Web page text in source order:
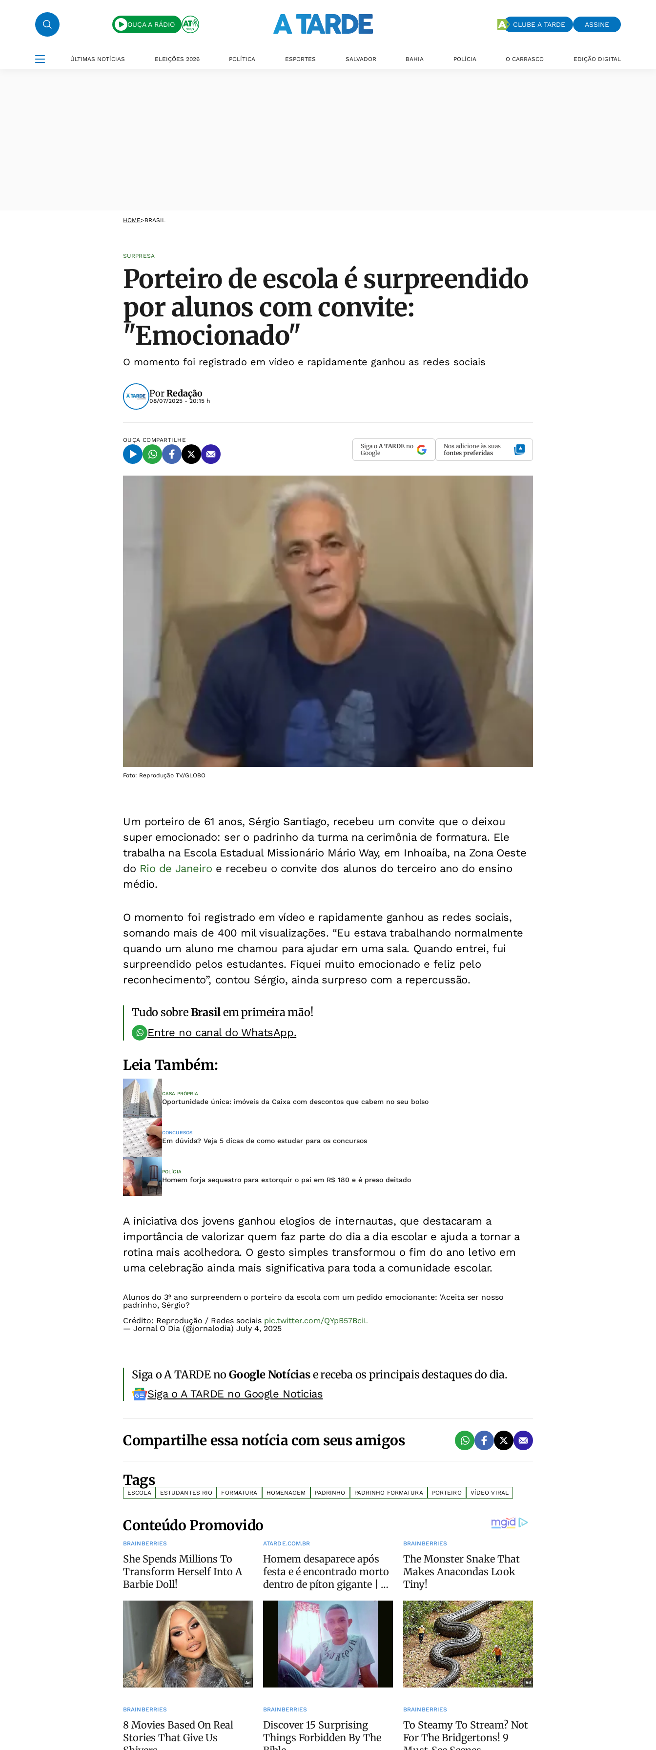
OUÇA A RÁDIO CLUBE A TARDE ASSINE
ÚLTIMAS NOTÍCIAS ELEIÇÕES 2026 POLÍTICA ESPORTES SALVADOR BAHIA POLÍCIA O CARRASCO EDIÇÃO DIGITAL
HOME>BRASIL
SURPRESA
Porteiro de escola é surpreendido
por alunos com convite:
"Emocionado"
O momento foi registrado em vídeo e rapidamente ganhou as redes sociais
PorRedação
08/07/2025 - 20:15 h
OUÇA COMPARTILHE
Siga o A TARDE no
Google
Nos adicione às suas
fontes preferidas
Foto: Reprodução TV/GLOBO
Um porteiro de 61 anos, Sérgio Santiago, recebeu um convite que o deixou
super emocionado: ser o padrinho da turma na cerimônia de formatura. Ele
trabalha na Escola Estadual Missionário Mário Way, em Inhoaíba, na Zona Oeste
do Rio de Janeiro e recebeu o convite dos alunos do terceiro ano do ensino
médio.
O momento foi registrado em vídeo e rapidamente ganhou as redes sociais,
somando mais de 400 mil visualizações. “Eu estava trabalhando normalmente
quando um aluno me chamou para ajudar em uma sala. Quando entrei, fui
surpreendido pelos estudantes. Fiquei muito emocionado e feliz pelo
reconhecimento”, contou Sérgio, ainda surpreso com a repercussão.
Tudo sobreBrasilem primeira mão!
Entre no canal do WhatsApp.
Leia Também:
CASA PRÓPRIA
Oportunidade única: imóveis da Caixa com descontos que cabem no seu bolso
CONCURSOS
Em dúvida? Veja 5 dicas de como estudar para os concursos
POLÍCIA
Homem forja sequestro para extorquir o pai em R$ 180 e é preso deitado
A iniciativa dos jovens ganhou elogios de internautas, que destacaram a
importância de valorizar quem faz parte do dia a dia escolar e ajuda a tornar a
rotina mais acolhedora. O gesto simples transformou o fim do ano letivo em
uma celebração ainda mais significativa para toda a comunidade escolar.
Alunos do 3º ano surpreendem o porteiro da escola com um pedido emocionante: 'Aceita ser nosso
padrinho, Sérgio?
Crédito: Reprodução / Redes sociais pic.twitter.com/QYpB57BciL
— Jornal O Dia (@jornalodia) July 4, 2025
Siga o A TARDE noGoogle Notíciase receba os principais destaques do dia.
Siga o A TARDE no Google Noticias
Compartilhe essa notícia com seus amigos
Tags
ESCOLA ESTUDANTES RIO FORMATURA HOMENAGEM PADRINHO PADRINHO FORMATURA PORTEIRO VÍDEO VIRAL